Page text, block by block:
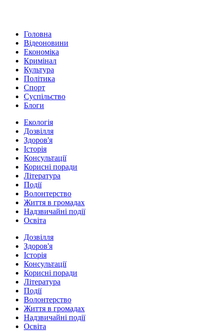
Головна
Відеоновини
Економіка
Кримінал
Культура
Політика
Спорт
Суспільство
Блоги
Екологія
Дозвілля
Здоров'я
Історія
Консультації
Корисні поради
Література
Події
Волонтерство
Життя в громадах
Надзвичайні події
Освіта
Дозвілля
Здоров'я
Історія
Консультації
Корисні поради
Література
Події
Волонтерство
Життя в громадах
Надзвичайні події
Освіта